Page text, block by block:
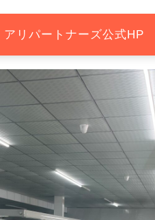
アリパートナーズ公式HP